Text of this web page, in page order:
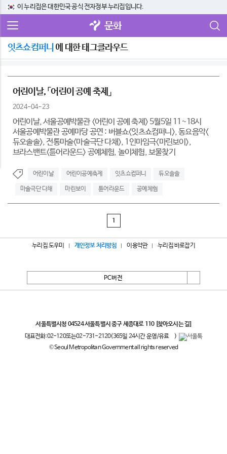
이 누리집은 대한민국 공식 전자정부 누리집입니다.
문화
잇츠쇼컴퍼니 에 대한 태그클라우드
어린이날, 「어린이 공예 축제」
2024-04-23
어린이날, 서울공예박물관 <어린이 공예 축제> 5월5일 11~18시
서울공예박물관 공예마당 공연 : 버블쇼<잇츠쇼컴퍼니>, 동요음악<
듀오솔솔>, 전통마술<마술극단 다채>, 1인마임극<마린보이>,
브라스밴트<튠어라운드> 공예체험, 놀이체험, 보물찾기
어린이날 어린이공예축제 잇츠쇼컴퍼니 듀오솔솔
마술극단 다채 마린보이 튠어라운드 공예체험
1
누리집 도우미 개인정보 처리방침 이용약관 누리집 바로잡기
PC버전
서울특별시청 04524 서울특별시 중구 세종대로 110 [찾아오시는 길]
대표전화:02-120또는02-731-2120(365일 24시간 운영/유료
)
© Seoul Metropolitan Government all rights reserved